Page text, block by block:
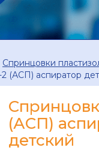
Спринцовки
(АСП) аспиратор
(АСП)
детский